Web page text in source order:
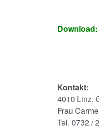
Kontakt:
4010 Linz,
Frau
Tel. 0732 /